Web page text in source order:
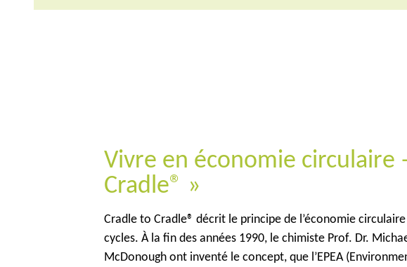
Vivre en économie circulaire
Cradle® »
Cradle to Cradle® décrit le principe de l’économie
cycles. À la fin des années 1990, le chimiste Prof. Dr.
McDonough ont inventé le concept, que l’EPEA